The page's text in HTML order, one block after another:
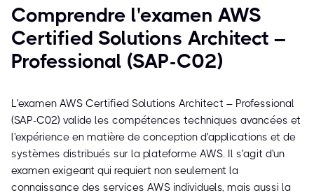
Comprendre l'examen AWS
Certified Solutions Architect –
Professional (SAP-C02)
L'examen AWS Certified Solutions Architect – Professional
(SAP-C02) valide les compétences techniques avancées et
l'expérience en matière de conception d'applications et de
systèmes distribués sur la plateforme AWS. Il s'agit d'un
examen exigeant qui requiert non seulement la
connaissance des services AWS individuels, mais aussi la